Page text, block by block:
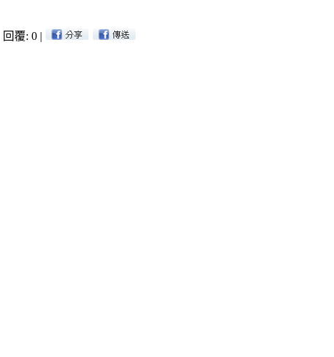
回覆: 0 |